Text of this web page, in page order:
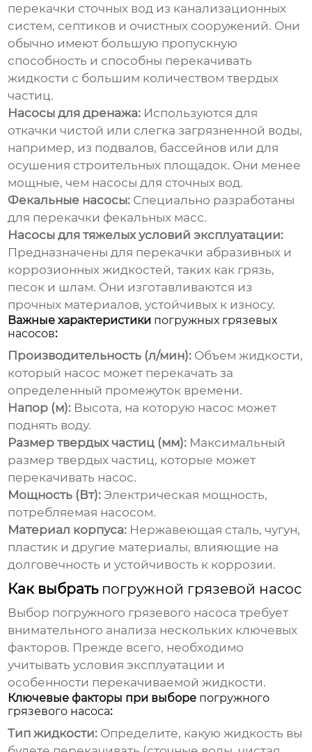
перекачки сточных вод из канализационных
систем, септиков и очистных сооружений. Они
обычно имеют большую пропускную
способность и способны перекачивать
жидкости с большим количеством твердых
частиц.
Насосы для дренажа: Используются для
откачки чистой или слегка загрязненной воды,
например, из подвалов, бассейнов или для
осушения строительных площадок. Они менее
мощные, чем насосы для сточных вод.
Фекальные насосы: Специально разработаны
для перекачки фекальных масс.
Насосы для тяжелых условий эксплуатации:
Предназначены для перекачки абразивных и
коррозионных жидкостей, таких как грязь,
песок и шлам. Они изготавливаются из
прочных материалов, устойчивых к износу.
Важные характеристики погружных грязевых
насосов:
Производительность (л/мин): Объем жидкости,
который насос может перекачать за
определенный промежуток времени.
Напор (м): Высота, на которую насос может
поднять воду.
Размер твердых частиц (мм): Максимальный
размер твердых частиц, которые может
перекачивать насос.
Мощность (Вт): Электрическая мощность,
потребляемая насосом.
Материал корпуса: Нержавеющая сталь, чугун,
пластик и другие материалы, влияющие на
долговечность и устойчивость к коррозии.
Как выбрать погружной грязевой насос
Выбор погружного грязевого насоса требует
внимательного анализа нескольких ключевых
факторов. Прежде всего, необходимо
учитывать условия эксплуатации и
особенности перекачиваемой жидкости.
Ключевые факторы при выборе погружного
грязевого насоса:
Тип жидкости: Определите, какую жидкость вы